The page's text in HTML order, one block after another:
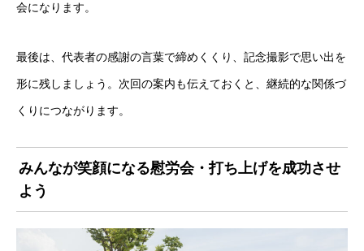
会になります。
最後は、代表者の感謝の言葉で締めくくり、記念撮影で思い出を
形に残しましょう。次回の案内も伝えておくと、継続的な関係づ
くりにつながります。
みんなが笑顔になる慰労会・打ち上げを成功させ
よう